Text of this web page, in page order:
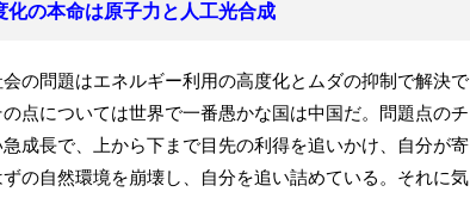
化の本命は原子力と人工光合成
の問題はエネルギー利用の高度化とムダの抑制で解決で
点については世界で一番愚かな国は中国だ。問題点のチ
成長で、上から下まで目先の利得を追いかけ、自分が寄
の自然環境を崩壊し、自分を追い詰めている。それに気